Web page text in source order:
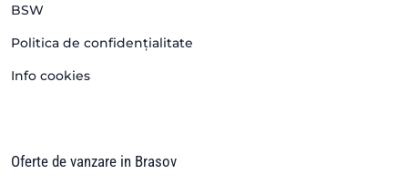
BSW
Politica de confidențialitate
Info cookies
Oferte de vanzare in Brasov